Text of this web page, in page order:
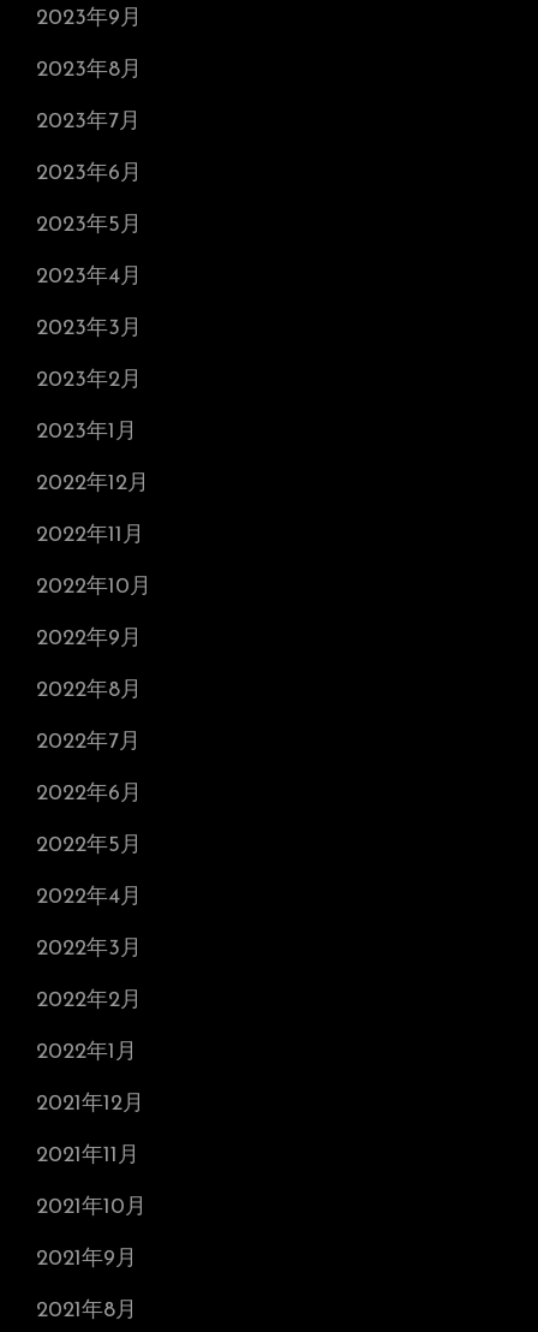
2023年9月
2023年8月
2023年7月
2023年6月
2023年5月
2023年4月
2023年3月
2023年2月
2023年1月
2022年12月
2022年11月
2022年10月
2022年9月
2022年8月
2022年7月
2022年6月
2022年5月
2022年4月
2022年3月
2022年2月
2022年1月
2021年12月
2021年11月
2021年10月
2021年9月
2021年8月